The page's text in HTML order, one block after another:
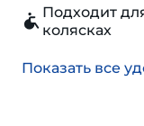
Подходит
колясках
Показать все